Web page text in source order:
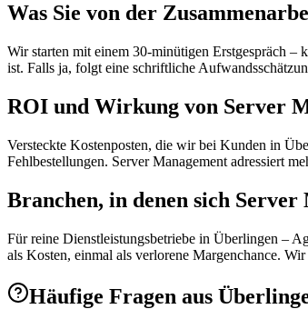
Was Sie von der
Wir starten mit einem 30-minütigen Erstgespräch
ist. Falls ja, folgt eine schriftliche
ROI und Wirkung von Server
Versteckte Kostenposten, die wir bei Kunden in
Fehlbestellungen. Server Management adressiert
Branchen, in denen sich Server
Für reine Dienstleistungsbetriebe in Überlingen –
als Kosten, einmal als verlorene Margenchance.
Häufige Fragen aus